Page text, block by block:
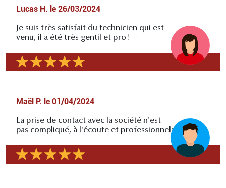
Lucas H. le 26/03/2024
Je suis très satisfait du technicien qui est
venu, il a été très gentil et pro!
Maël P. le 01/04/2024
La prise de contact avec la société n'est
pas compliqué, à l'écoute et professionnels